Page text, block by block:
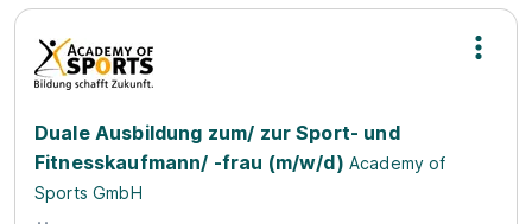
Duale Ausbildung zum/ zur Sport- und
Fitnesskaufmann/ -frau (m/w/d) Academy of
Sports GmbH